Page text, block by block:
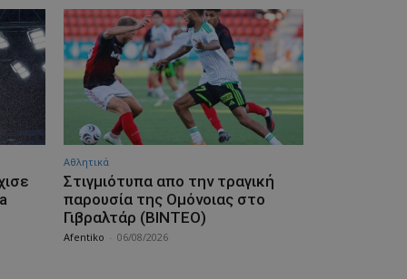
Αθλητικά
Στιγμιότυπα απο την τραγική
παρουσία της Ομόνοιας στο
Γιβραλτάρ (ΒΙΝΤΕΟ)
Afentiko 06/08/2026